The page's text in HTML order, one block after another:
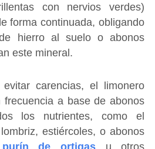
con nervios verdes)
forma continuada, obligando
hierro al suelo o abonos
este mineral.
carencias, el limonero
frecuencia a base de abonos
los nutrientes, como el
estiércoles, o abonos
purín de ortigasu otros